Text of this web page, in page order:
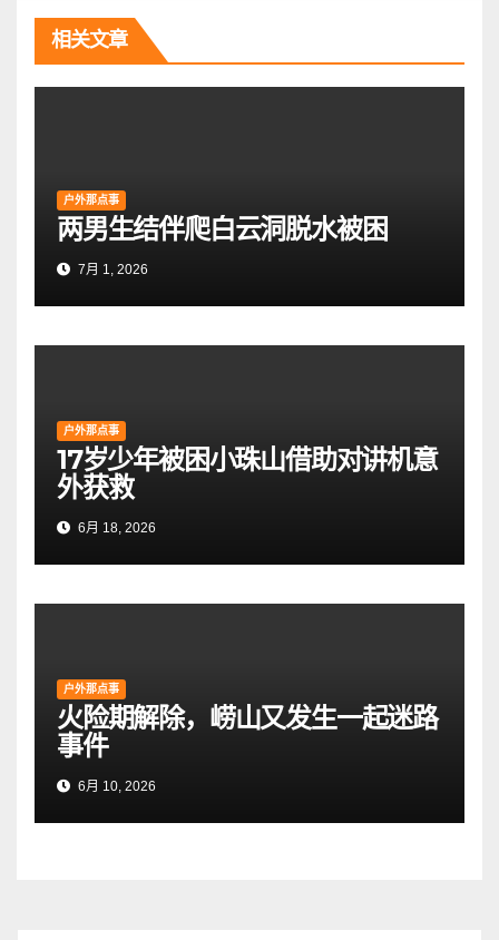
航
相关文章
户外那点事
两男生结伴爬白云洞脱水被困
7月 1, 2026
户外那点事
17岁少年被困小珠山借助对讲机意
外获救
6月 18, 2026
户外那点事
火险期解除，崂山又发生一起迷路
事件
6月 10, 2026